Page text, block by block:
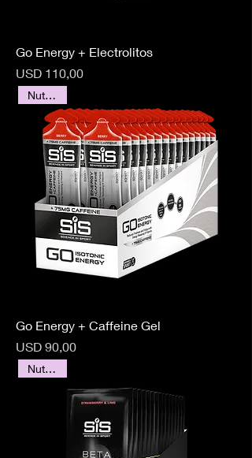
Go Energy + Electrolitos
Precio
USD 110,00
Nutrición
Go Energy + Caffeine Gel
Precio
USD 90,00
Nutrición